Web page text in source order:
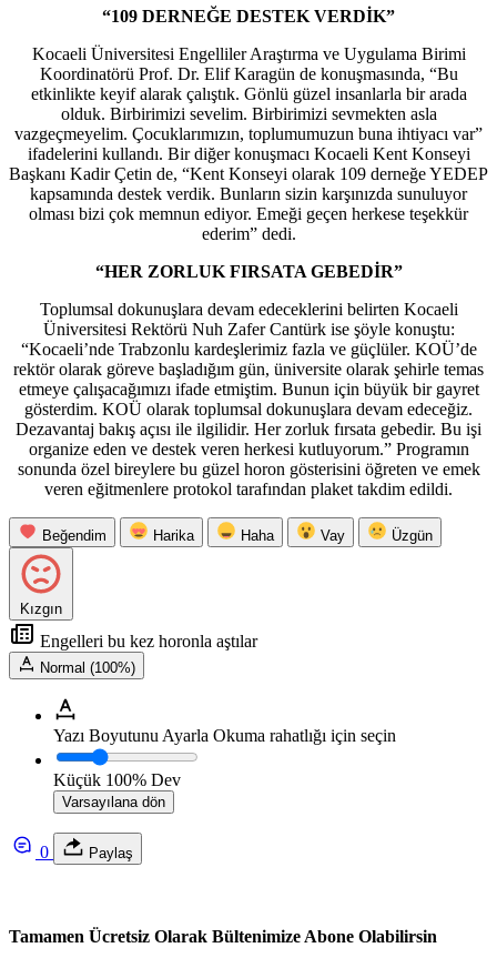
“109 DERNEĞE DESTEK VERDİK”
Kocaeli Üniversitesi Engelliler Araştırma ve Uygulama Birimi
Koordinatörü Prof. Dr. Elif Karagün de konuşmasında, “Bu
etkinlikte keyif alarak çalıştık. Gönlü güzel insanlarla bir arada
olduk. Birbirimizi sevelim. Birbirimizi sevmekten asla
vazgeçmeyelim. Çocuklarımızın, toplumumuzun buna ihtiyacı var”
ifadelerini kullandı. Bir diğer konuşmacı Kocaeli Kent Konseyi
Başkanı Kadir Çetin de, “Kent Konseyi olarak 109 derneğe YEDEP
kapsamında destek verdik. Bunların sizin karşınızda sunuluyor
olması bizi çok memnun ediyor. Emeği geçen herkese teşekkür
ederim” dedi.
“HER ZORLUK FIRSATA GEBEDİR”
Toplumsal dokunuşlara devam edeceklerini belirten Kocaeli
Üniversitesi Rektörü Nuh Zafer Cantürk ise şöyle konuştu:
“Kocaeli’nde Trabzonlu kardeşlerimiz fazla ve güçlüler. KOÜ’de
rektör olarak göreve başladığım gün, üniversite olarak şehirle temas
etmeye çalışacağımızı ifade etmiştim. Bunun için büyük bir gayret
gösterdim. KOÜ olarak toplumsal dokunuşlara devam edeceğiz.
Dezavantaj bakış açısı ile ilgilidir. Her zorluk fırsata gebedir. Bu işi
organize eden ve destek veren herkesi kutluyorum.” Programın
sonunda özel bireylere bu güzel horon gösterisini öğreten ve emek
veren eğitmenlere protokol tarafından plaket takdim edildi.
Beğendim Harika Haha Vay Üzgün
Kızgın
Engelleri bu kez horonla aştılar
Normal (100%)
Yazı Boyutunu Ayarla Okuma rahatlığı için seçin
Küçük 100% Dev
Varsayılana dön
0 Paylaş
Tamamen Ücretsiz Olarak Bültenimize Abone Olabilirsin